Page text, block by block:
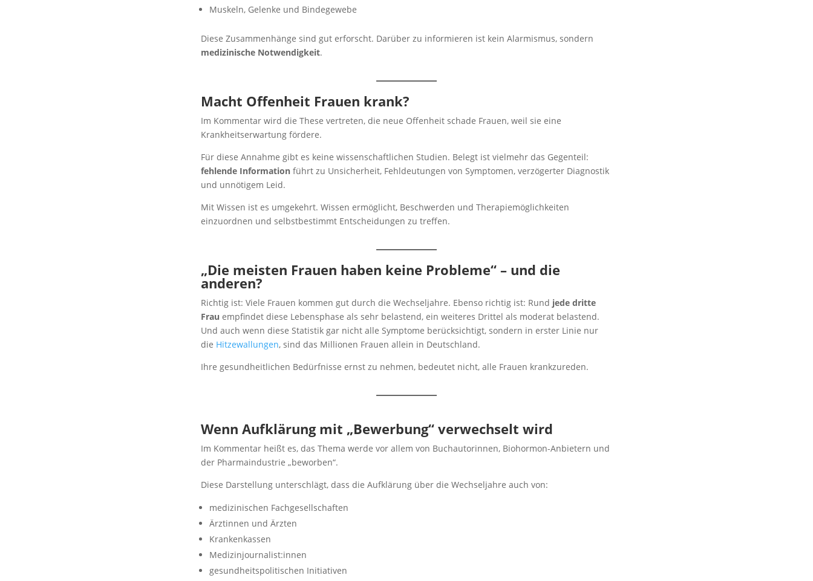
Muskeln, Gelenke und Bindegewebe
Diese Zusammenhänge sind gut erforscht. Darüber zu informieren ist kein Alarmismus, sondern
medizinische Notwendigkeit.
Macht Offenheit Frauen krank?
Im Kommentar wird die These vertreten, die neue Offenheit schade Frauen, weil sie eine
Krankheitserwartung fördere.
Für diese Annahme gibt es keine wissenschaftlichen Studien. Belegt ist vielmehr das Gegenteil:
fehlende Information führt zu Unsicherheit, Fehldeutungen von Symptomen, verzögerter Diagnostik
und unnötigem Leid.
Mit Wissen ist es umgekehrt. Wissen ermöglicht, Beschwerden und Therapiemöglichkeiten
einzuordnen und selbstbestimmt Entscheidungen zu treffen.
„Die meisten Frauen haben keine Probleme“ – und die
anderen?
Richtig ist: Viele Frauen kommen gut durch die Wechseljahre. Ebenso richtig ist: Rund jede dritte
Frau empfindet diese Lebensphase als sehr belastend, ein weiteres Drittel als moderat belastend.
Und auch wenn diese Statistik gar nicht alle Symptome berücksichtigt, sondern in erster Linie nur
die Hitzewallungen, sind das Millionen Frauen allein in Deutschland.
Ihre gesundheitlichen Bedürfnisse ernst zu nehmen, bedeutet nicht, alle Frauen krankzureden.
Wenn Aufklärung mit „Bewerbung“ verwechselt wird
Im Kommentar heißt es, das Thema werde vor allem von Buchautorinnen, Biohormon-Anbietern und
der Pharmaindustrie „beworben“.
Diese Darstellung unterschlägt, dass die Aufklärung über die Wechseljahre auch von:
medizinischen Fachgesellschaften
Ärztinnen und Ärzten
Krankenkassen
Medizinjournalist:innen
gesundheitspolitischen Initiativen